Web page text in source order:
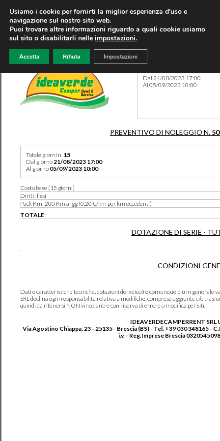
Dal 21/08/2023 17:00
Al 05/09/2023 10:00
PREVENTIVO DI NOLEGGIO N.
Totale giorni n. 15
Dal giorno21/08/2023 17:00
Al giorno 05/09/2023 10:00
Costo base (15 giorni)
Diritti fissi
Pack Km: 200 Km al gg (0,20 €/km per km eccedenti)
TOTALE
DOTAZIONE DI SERIE -
.
CONDIZIONI
Dati e caratteristiche tecniche, dotazioni dei veicoli e comunque più in generale
SRL declina ogni responsabilità relativa a modifiche, comprese aggiunte e/o
quindi da ritenersi NON vincolanti e con riserva di errore o modifica per siti.
IDEAVERDECAMPERRENT SRL
Via Agostino Chiappa, 23 - 25135 - Brescia (BS) - Tel. +39 030 348165 -
i.v. - Reg.Imprese Brescia
Usiamo i cookie per fornirti la miglior esperienza d'uso e
navigazione sul nostro sito web.
Puoi trovare altre informazioni riguardo a quali cookie usiamo
sul sito o disabilitarli nelle impostazioni.
Accetta Rifiuta Impostazioni